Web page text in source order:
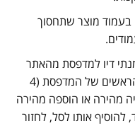
בעמוד מוצר שתחסוך
דיו למדפסת מהאתר
הזה, ומכיוון שהייתי צריך למלא את כל הראשים של המדפסת (4
מהירה או הוספה מהירה
אותו לסל, לחזור